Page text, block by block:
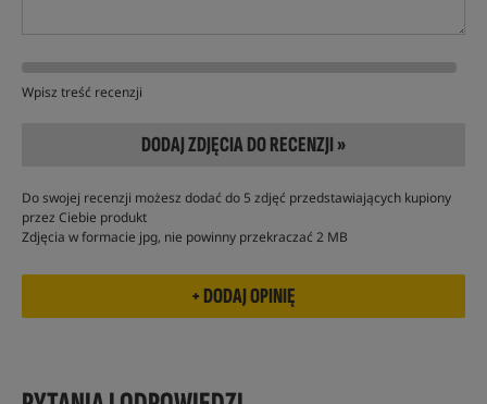
Wpisz treść recenzji
DODAJ ZDJĘCIA DO RECENZJI »
Do swojej recenzji możesz dodać do 5 zdjęć przedstawiających kupiony
przez Ciebie produkt
Zdjęcia w formacie jpg, nie powinny przekraczać 2 MB